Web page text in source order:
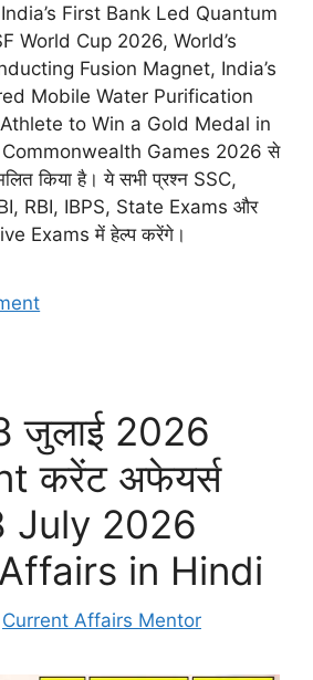
First Bank Led Quantum
World Cup 2026, World’s
Fusion Magnet, India’s
Mobile Water Purification
to Win a Gold Medal in
Games 2026 से
किया है। ये सभी प्रश्न SSC,
RBI, IBPS, State Exams और
Exams में हेल्प करेंगे।
जुलाई 2026
करेंट अफेयर्स
July 2026
in Hindi
Current Affairs Mentor